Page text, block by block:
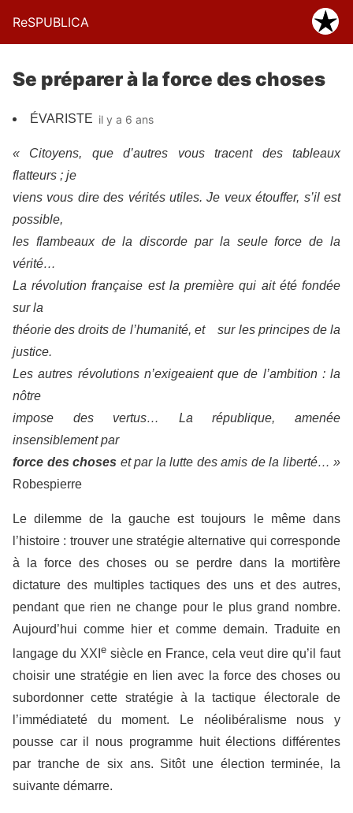
ReSPUBLICA
Se préparer à la force des choses
ÉVARISTE il y a 6 ans
« Citoyens, que d’autres vous tracent des tableaux
flatteurs ; je
viens vous dire des vérités utiles. Je veux étouffer, s’il est
possible,
les flambeaux de la discorde par la seule force de la
vérité…
La révolution française est la première qui ait été fondée
sur la
théorie des droits de l’humanité, et sur les principes de la
justice.
Les autres révolutions n’exigeaient que de l’ambition : la
nôtre
impose des vertus… La république, amenée
insensiblement par
force des choses et par la lutte des amis de la liberté… »
Robespierre
Le dilemme de la gauche est toujours le même dans
l’histoire : trouver une stratégie alternative qui corresponde
à la force des choses ou se perdre dans la mortifère
dictature des multiples tactiques des uns et des autres,
pendant que rien ne change pour le plus grand nombre.
Aujourd’hui comme hier et comme demain. Traduite en
langage du XXI e siècle en France, cela veut dire qu’il faut
choisir une stratégie en lien avec la force des choses ou
subordonner cette stratégie à la tactique électorale de
l’immédiateté du moment. Le néolibéralisme nous y
pousse car il nous programme huit élections différentes
par tranche de six ans. Sitôt une élection terminée, la
suivante démarre.